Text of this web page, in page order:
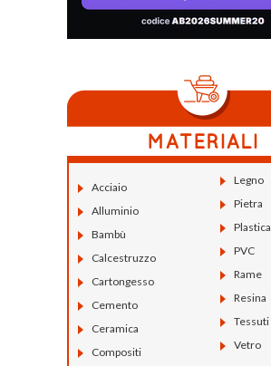
Acciaio
Alluminio
Bambù
Calcestruzzo
Cartongesso
Cemento
Ceramica
Compositi
Legno
Pietra
Plastica
PVC
Rame
Resina
Tessuti
Vetro